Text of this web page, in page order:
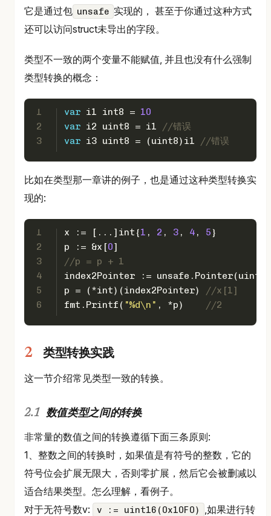
它是通过包 unsafe 实现的， 甚至于你通过这种方式
还可以访问struct未导出的字段。
类型不一致的两个变量不能赋值, 并且也没有什么强制
类型转换的概念：
1
2
3
var i1 int8 = 10
var i2 uint8 = i1
//错误
var i3 uint8 = (uint8)i1 //错误
比如在类型那一章讲的例子，也是通过这种类型转换实
现的:
1
2
3
4
5
6
x := [...] int {1 , 2 , 3 , 4 , 5}
p := &x[0]
//p = p + 1
index2Pointer := unsafe.Pointer(
p = (*int)(index2Pointer)
//x[1]
fmt.Printf( "%d\n" , *p) //2
类型转换实践
这一节介绍常见类型一致的转换。
数值类型之间的转换
非常量的数值之间的转换遵循下面三条原则:
1、整数之间的转换时，如果值是有符号的整数，它的
符号位会扩展无限大，否则零扩展，然后它会被删减以
适合结果类型。怎么理解，看例子。
对于无符号数v:
v := uint16(0x10F0) ,如果进行转